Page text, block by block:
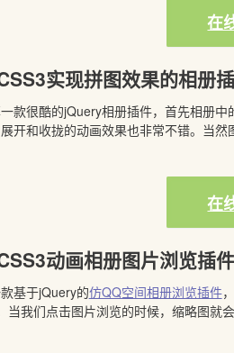
在
实现拼图效果的相册
款很酷的jQuery相册插件，首先相册
开和收拢的动画效果也非常不错。当然
在
动画相册图片浏览插件
基于jQuery的仿QQ空间相册浏览插件
当我们点击图片浏览的时候，缩略图就